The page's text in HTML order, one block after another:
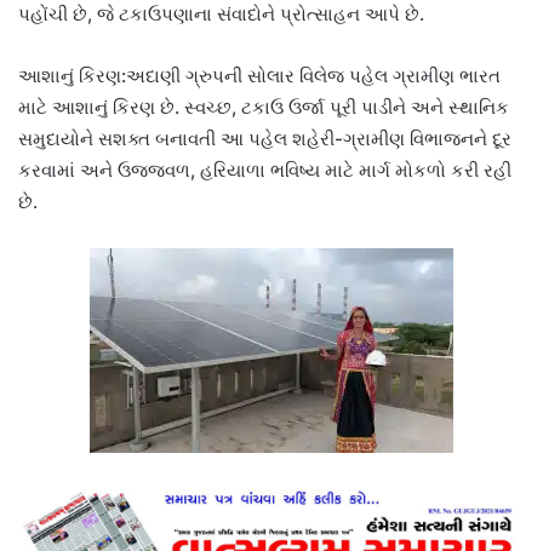
પહોંચી છે, જે ટકાઉપણાના સંવાદોને પ્રોત્સાહન આપે છે.
આશાનું કિરણ:અદાણી ગ્રુપની સોલાર વિલેજ પહેલ ગ્રામીણ ભારત
માટે આશાનું કિરણ છે. સ્વચ્છ, ટકાઉ ઉર્જા પૂરી પાડીને અને સ્થાનિક
સમુદાયોને સશક્ત બનાવતી આ પહેલ શહેરી-ગ્રામીણ વિભાજનને દૂર
કરવામાં અને ઉજ્જવળ, હરિયાળા ભવિષ્ય માટે માર્ગ મોકળો કરી રહી
છે.